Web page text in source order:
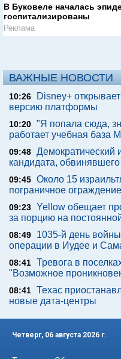
В Буковеле началась
госпитализированы
Реклама
ВАЖНЫЕ НОВОСТИ
10:26
Disney+
версию платформы
10:20 "Я попала сюда,
работает учебная база
09:48
кандидата,
09:45 Около 15
пограничное
09:23 Yellow обещает
за порцию на
08:49
1035-й день
операции в Иудее и
08:41 Тревога в
"Возможное
08:41 Техас
новые дата-центры
Четверг, 06 августа 2026 г.